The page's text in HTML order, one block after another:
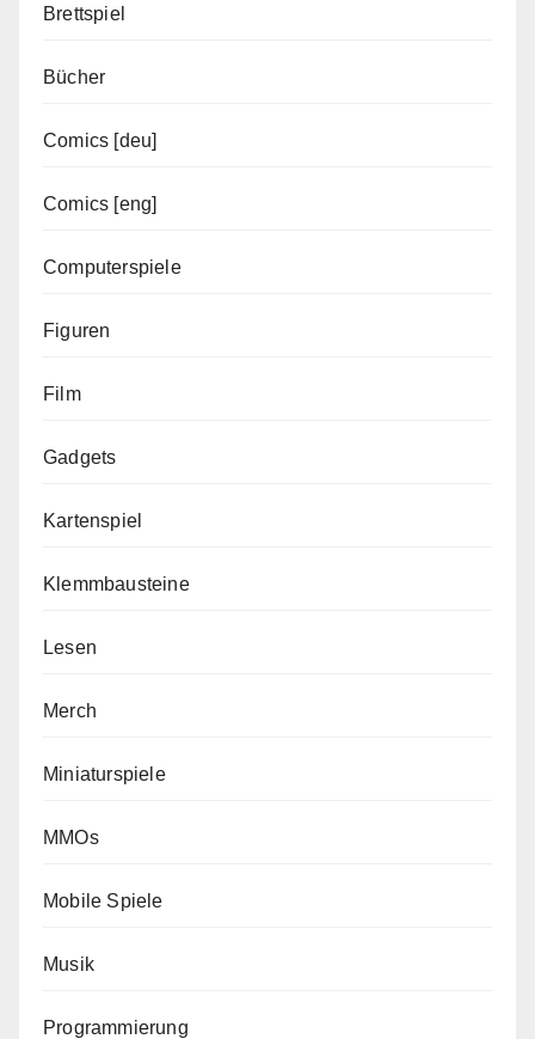
Brettspiel
Bücher
Comics [deu]
Comics [eng]
Computerspiele
Figuren
Film
Gadgets
Kartenspiel
Klemmbausteine
Lesen
Merch
Miniaturspiele
MMOs
Mobile Spiele
Musik
Programmierung